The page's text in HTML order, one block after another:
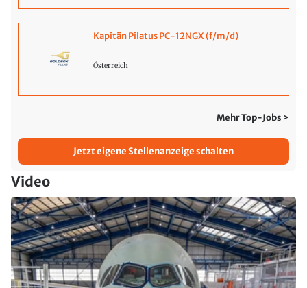
Kapitän Pilatus PC-12NGX (f/m/d)
Österreich
Mehr Top-Jobs >
Jetzt eigene Stellenanzeige schalten
Video